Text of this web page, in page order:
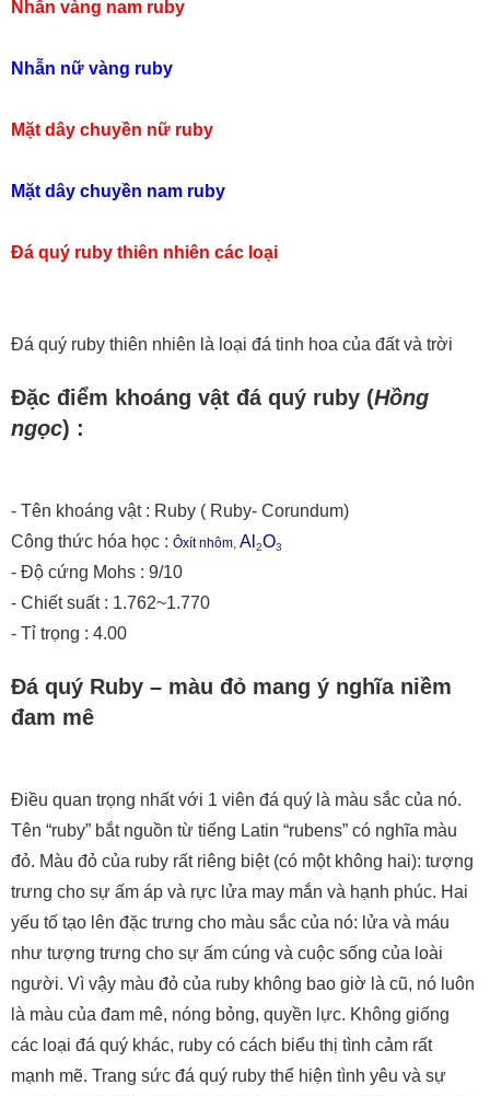
Nhẫn vàng nam ruby
Nhẫn nữ vàng ruby
Mặt dây chuyền nữ ruby
Mặt dây chuyền nam ruby
Đá quý ruby thiên nhiên các loại
Đá quý ruby thiên nhiên là loại đá tinh hoa của đất và trời
Đặc điểm khoáng vật đá quý ruby (Hồng
ngọc) :
- Tên khoáng vật : Ruby ( Ruby- Corundum)
Công thức hóa học : Ôxít nhôm, Al 2O3
- Độ cứng Mohs : 9/10
- Chiết suất : 1.762~1.770
- Tỉ trọng : 4.00
Đá quý Ruby – màu đỏ mang ý nghĩa niềm
đam mê
Điều quan trọng nhất với 1 viên đá quý là màu sắc của nó.
Tên “ruby” bắt nguồn từ tiếng Latin “rubens” có nghĩa màu
đỏ. Màu đỏ của ruby rất riêng biệt (có một không hai): tượng
trưng cho sự ấm áp và rực lửa may mắn và hạnh phúc. Hai
yếu tố tạo lên đặc trưng cho màu sắc của nó: lửa và máu
như tượng trưng cho sự ấm cúng và cuộc sống của loài
người. Vì vậy màu đỏ của ruby không bao giờ là cũ, nó luôn
là màu của đam mê, nóng bỏng, quyền lực. Không giống
các loại đá quý khác, ruby có cách biểu thị tình cảm rất
mạnh mẽ. Trang sức đá quý ruby thể hiện tình yêu và sự